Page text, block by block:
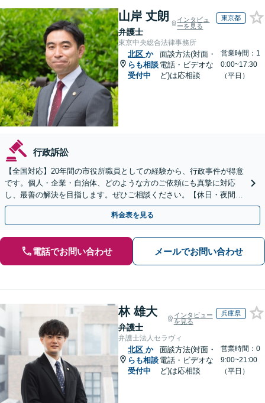
山岸 丈朗
弁護士
インタビュ
ーを見る
東京都
東京中央総合法律事務所
北区 か
らも相談
受付中
面談方法(対面・
電話・ビデオな
ど)は応相談
営業時間：1
0:00~17:30
（平日）
行政訴訟
【全国対応】20年間の市役所職員としての経験から、行政事件が得意
です。個人・企業・自治体、どのような方のご依頼にも真摯に対応
し、最善の解決を目指します。ぜひご相談ください。【休日・夜間相
談可】【ビデオ面談可】【銀座駅1分】
料金表を見る
電話でお問い合わせ メールでお問い合わせ
林 雄大
弁護士
インタビュー
を見る
兵庫県
弁護士法人セラヴィ
北区 か
らも相談
受付中
面談方法(対面・
電話・ビデオな
ど)は応相談
営業時間：0
9:00~21:00
（平日）